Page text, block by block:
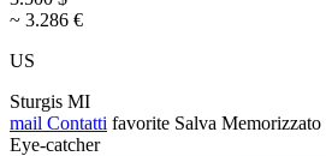
~ 3.286 €
US
Sturgis MI
mail Contatti favorite Salva Memorizzato
Eye-catcher